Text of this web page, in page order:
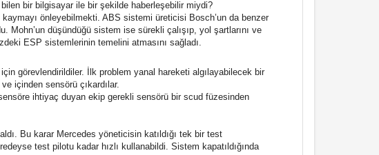
bir bilgisayar ile bir şekilde haberleşebilir miydi?
önleyebilmekti. ABS sistemi üreticisi Bosch’un da benzer
Mohn’un düşündüğü sistem ise sürekli çalışıp, yol şartlarını ve
ESP sistemlerinin temelini atmasını sağladı.
görevlendirildiler. İlk problem yanal hareketi algılayabilecek bir
içinden sensörü çıkardılar.
ihtiyaç duyan ekip gerekli sensörü bir scud füzesinden
Bu karar Mercedes yöneticisin katıldığı tek bir test
test pilotu kadar hızlı kullanabildi. Sistem kapatıldığında